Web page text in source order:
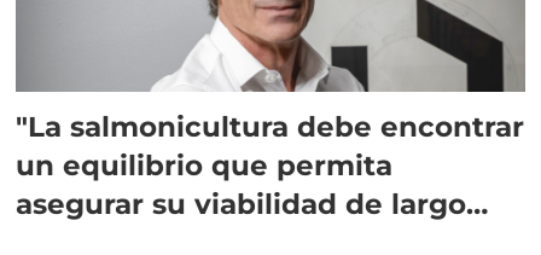
"La salmonicultura debe encontrar
un equilibrio que permita
asegurar su viabilidad de largo